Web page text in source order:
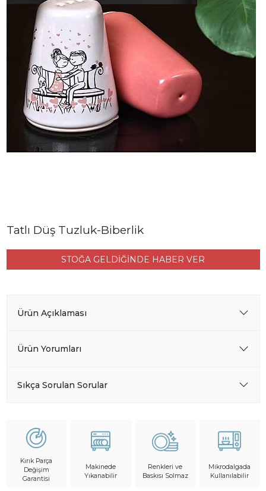
Tatlı Düş Tuzluk-Biberlik
STOĞA GELDİĞİNDE HABER VER
Ürün Açıklaması
Ürün Yorumları
Sıkça Sorulan Sorular
Kırık Parça
Değişim
Garantisi
Makinede
Yıkanabilir
Renkleri ve
Baskısı Solmaz
Mikrodalgada
Kullanılabilir